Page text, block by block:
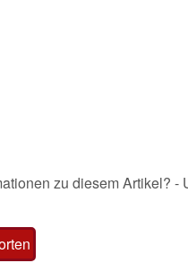
zu diesem Artikel?